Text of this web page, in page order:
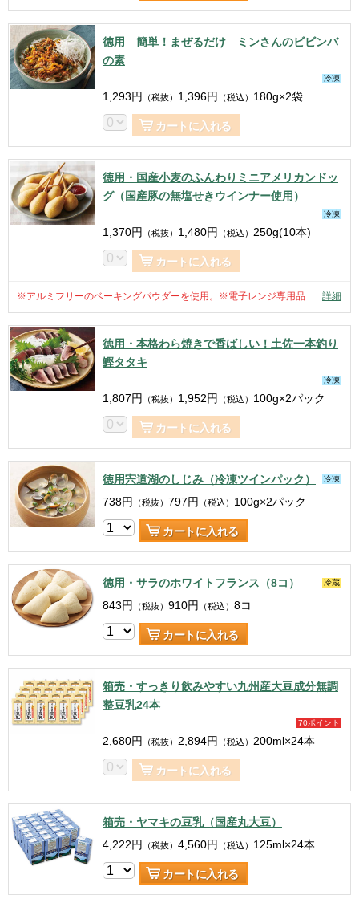
徳用 簡単！まぜるだけ ミンさんのビビンバ
の素
冷凍
1,293円 （税抜） 1,396円 （税込） 180g×2袋
カートに入れる
徳用・国産小麦のふんわりミニアメリカンドッ
グ（国産豚の無塩せきウインナー使用）
冷凍
1,370円 （税抜） 1,480円 （税込） 250g(10本)
カートに入れる
※アルミフリーのベーキングパウダーを使用。※電子レンジ専用品...…詳細
徳用・本格わら焼きで香ばしい！土佐一本釣り
鰹タタキ
冷凍
1,807円 （税抜） 1,952円 （税込） 100g×2パック
カートに入れる
徳用宍道湖のしじみ（冷凍ツインパック） 冷凍
738円 （税抜） 797円 （税込） 100g×2パック
カートに入れる
徳用・サラのホワイトフランス（8コ） 冷蔵
843円 （税抜） 910円 （税込） 8コ
カートに入れる
箱売・すっきり飲みやすい九州産大豆成分無調
整豆乳24本
70ポイント
2,680円 （税抜） 2,894円 （税込） 200ml×24本
カートに入れる
箱売・ヤマキの豆乳（国産丸大豆）
4,222円 （税抜） 4,560円 （税込） 125ml×24本
カートに入れる